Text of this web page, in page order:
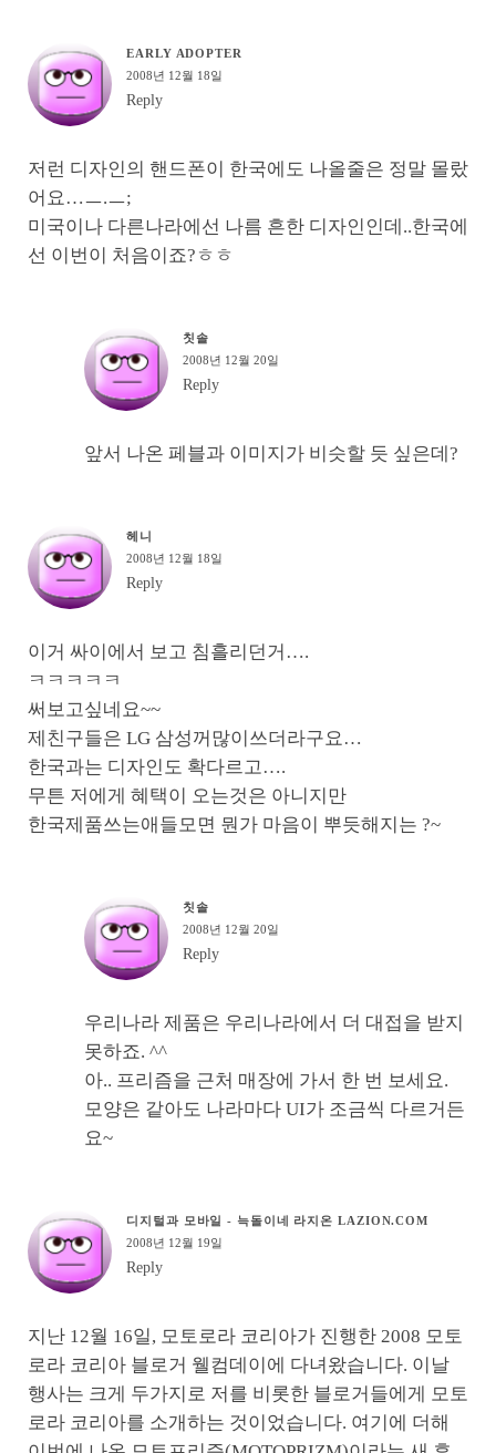
EARLY ADOPTER
2008년 12월 18일
Reply
저런 디자인의 핸드폰이 한국에도 나올줄은 정말 몰랐
어요…ㅡ.ㅡ;
미국이나 다른나라에선 나름 흔한 디자인인데..한국에
선 이번이 처음이죠?ㅎㅎ
칫솔
2008년 12월 20일
Reply
앞서 나온 페블과 이미지가 비슷할 듯 싶은데?
헤니
2008년 12월 18일
Reply
이거 싸이에서 보고 침흘리던거….
ㅋㅋㅋㅋㅋ
써보고싶네요~~
제친구들은 LG 삼성꺼많이쓰더라구요…
한국과는 디자인도 확다르고….
무튼 저에게 혜택이 오는것은 아니지만
한국제품쓰는애들모면 뭔가 마음이 뿌듯해지는 ?~
칫솔
2008년 12월 20일
Reply
우리나라 제품은 우리나라에서 더 대접을 받지
못하죠. ^^
아.. 프리즘을 근처 매장에 가서 한 번 보세요.
모양은 같아도 나라마다 UI가 조금씩 다르거든
요~
디지털과 모바일 - 늑돌이네 라지온 LAZION.COM
2008년 12월 19일
Reply
지난 12월 16일, 모토로라 코리아가 진행한 2008 모토
로라 코리아 블로거 웰컴데이에 다녀왔습니다. 이날
행사는 크게 두가지로 저를 비롯한 블로거들에게 모토
로라 코리아를 소개하는 것이었습니다. 여기에 더해